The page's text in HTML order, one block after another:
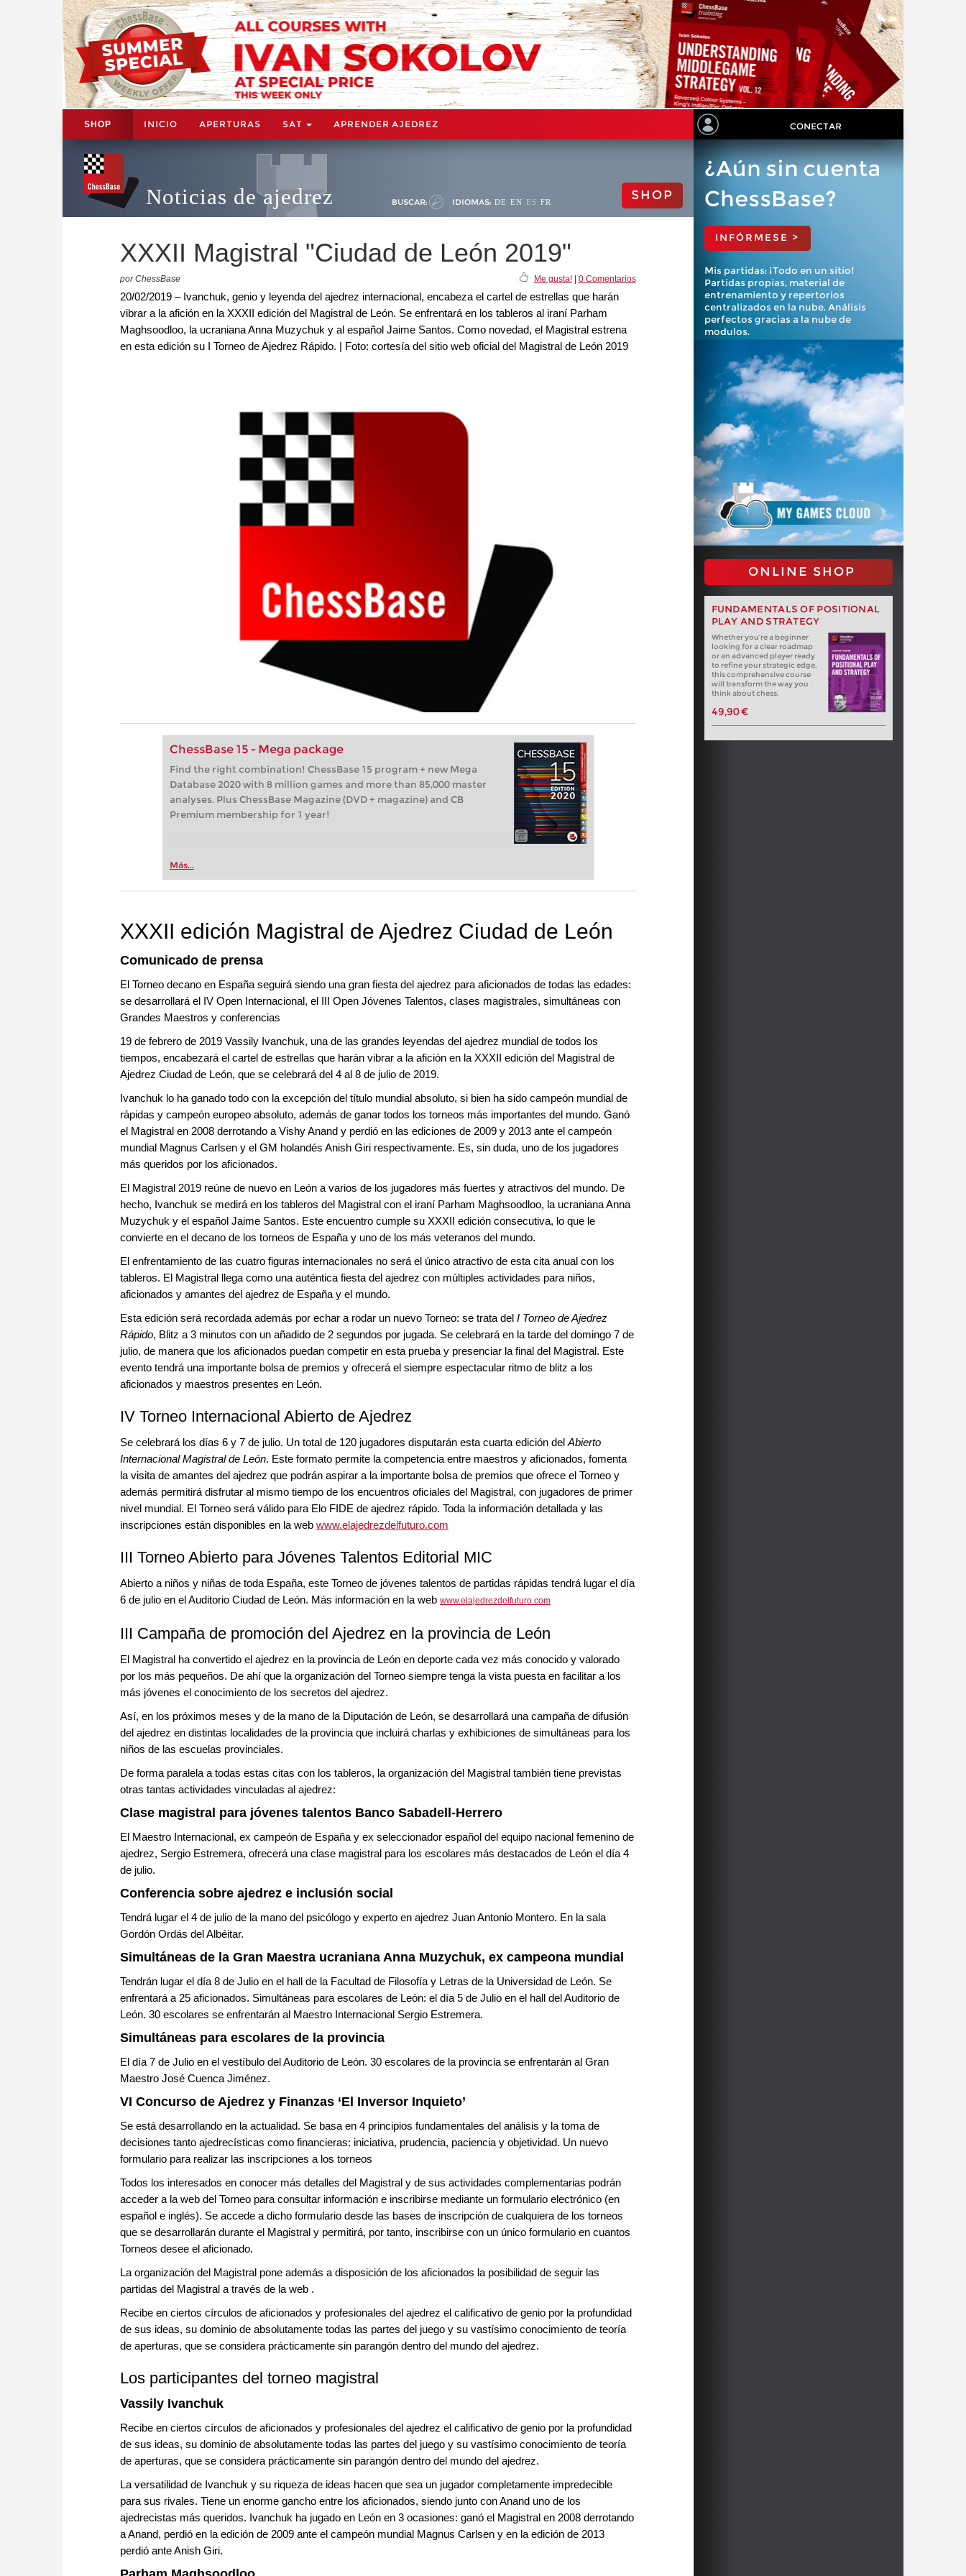
SHOP INICIO APERTURAS SAT APRENDER AJEDREZ CONECTAR
Noticias de ajedrez BUSCAR: IDIOMAS: DE EN ES FR SHOP
XXXII Magistral "Ciudad de León 2019"
por ChessBase Me gusta!| 0 Comentarios
20/02/2019 – Ivanchuk, genio y leyenda del ajedrez internacional, encabeza el cartel de estrellas que harán
vibrar a la afición en la XXXII edición del Magistral de León. Se enfrentará en los tableros al iraní Parham
Maghsoodloo, la ucraniana Anna Muzychuk y al español Jaime Santos. Como novedad, el Magistral estrena
en esta edición su I Torneo de Ajedrez Rápido. | Foto: cortesía del sitio web oficial del Magistral de León 2019
ChessBase 15 - Mega package
Find the right combination! ChessBase 15 program + new Mega
Database 2020 with 8 million games and more than 85,000 master
analyses. Plus ChessBase Magazine (DVD + magazine) and CB
Premium membership for 1 year!
Más...
¿Aún sin cuenta
ChessBase?
INFÓRMESE >
Mis partidas: ¡Todo en un sitio!
Partidas propias, material de
entrenamiento y repertorios
centralizados en la nube. Análisis
perfectos gracias a la nube de
modulos.
ONLINE SHOP
FUNDAMENTALS OF POSITIONAL
PLAY AND STRATEGY
Whether you‘re a beginner
looking for a clear roadmap
or an advanced player ready
to refine your strategic edge,
this comprehensive course
will transform the way you
think about chess.
49,90 €
XXXII edición Magistral de Ajedrez Ciudad de León
Comunicado de prensa
El Torneo decano en España seguirá siendo una gran fiesta del ajedrez para aficionados de todas las edades:
se desarrollará el IV Open Internacional, el III Open Jóvenes Talentos, clases magistrales, simultáneas con
Grandes Maestros y conferencias
19 de febrero de 2019 Vassily Ivanchuk, una de las grandes leyendas del ajedrez mundial de todos los
tiempos, encabezará el cartel de estrellas que harán vibrar a la afición en la XXXII edición del Magistral de
Ajedrez Ciudad de León, que se celebrará del 4 al 8 de julio de 2019.
Ivanchuk lo ha ganado todo con la excepción del título mundial absoluto, si bien ha sido campeón mundial de
rápidas y campeón europeo absoluto, además de ganar todos los torneos más importantes del mundo. Ganó
el Magistral en 2008 derrotando a Vishy Anand y perdió en las ediciones de 2009 y 2013 ante el campeón
mundial Magnus Carlsen y el GM holandés Anish Giri respectivamente. Es, sin duda, uno de los jugadores
más queridos por los aficionados.
El Magistral 2019 reúne de nuevo en León a varios de los jugadores más fuertes y atractivos del mundo. De
hecho, Ivanchuk se medirá en los tableros del Magistral con el iraní Parham Maghsoodloo, la ucraniana Anna
Muzychuk y el español Jaime Santos. Este encuentro cumple su XXXII edición consecutiva, lo que le
convierte en el decano de los torneos de España y uno de los más veteranos del mundo.
El enfrentamiento de las cuatro figuras internacionales no será el único atractivo de esta cita anual con los
tableros. El Magistral llega como una auténtica fiesta del ajedrez con múltiples actividades para niños,
aficionados y amantes del ajedrez de España y el mundo.
Esta edición será recordada además por echar a rodar un nuevo Torneo: se trata del I Torneo de Ajedrez
Rápido, Blitz a 3 minutos con un añadido de 2 segundos por jugada. Se celebrará en la tarde del domingo 7 de
julio, de manera que los aficionados puedan competir en esta prueba y presenciar la final del Magistral. Este
evento tendrá una importante bolsa de premios y ofrecerá el siempre espectacular ritmo de blitz a los
aficionados y maestros presentes en León.
IV Torneo Internacional Abierto de Ajedrez
Se celebrará los días 6 y 7 de julio. Un total de 120 jugadores disputarán esta cuarta edición del Abierto
Internacional Magistral de León. Este formato permite la competencia entre maestros y aficionados, fomenta
la visita de amantes del ajedrez que podrán aspirar a la importante bolsa de premios que ofrece el Torneo y
además permitirá disfrutar al mismo tiempo de los encuentros oficiales del Magistral, con jugadores de primer
nivel mundial. El Torneo será válido para Elo FIDE de ajedrez rápido. Toda la información detallada y las
inscripciones están disponibles en la web www.elajedrezdelfuturo.com
III Torneo Abierto para Jóvenes Talentos Editorial MIC
Abierto a niños y niñas de toda España, este Torneo de jóvenes talentos de partidas rápidas tendrá lugar el día
6 de julio en el Auditorio Ciudad de León. Más información en la web www.elajedrezdelfuturo.com
III Campaña de promoción del Ajedrez en la provincia de León
El Magistral ha convertido el ajedrez en la provincia de León en deporte cada vez más conocido y valorado
por los más pequeños. De ahí que la organización del Torneo siempre tenga la vista puesta en facilitar a los
más jóvenes el conocimiento de los secretos del ajedrez.
Así, en los próximos meses y de la mano de la Diputación de León, se desarrollará una campaña de difusión
del ajedrez en distintas localidades de la provincia que incluirá charlas y exhibiciones de simultáneas para los
niños de las escuelas provinciales.
De forma paralela a todas estas citas con los tableros, la organización del Magistral también tiene previstas
otras tantas actividades vinculadas al ajedrez:
C lase magistral para jóvenes talentos Banco Sabadell-Herrero
El Maestro Internacional, ex campeón de España y ex seleccionador español del equipo nacional femenino de
ajedrez, Sergio Estremera, ofrecerá una clase magistral para los escolares más destacados de León el día 4
de julio.
Conferencia sobre ajedrez e inclusión social
Tendrá lugar el 4 de julio de la mano del psicólogo y experto en ajedrez Juan Antonio Montero. En la sala
Gordón Ordás del Albéitar.
Simultáneas de la Gran Maestra ucraniana Anna Muzychuk, ex campeona mundial
Tendrán lugar el día 8 de Julio en el hall de la Facultad de Filosofía y Letras de la Universidad de León. Se
enfrentará a 25 aficionados. Simultáneas para escolares de León: el día 5 de Julio en el hall del Auditorio de
León. 30 escolares se enfrentarán al Maestro Internacional Sergio Estremera.
Simultáneas para escolares de la provincia
El día 7 de Julio en el vestíbulo del Auditorio de León. 30 escolares de la provincia se enfrentarán al Gran
Maestro José Cuenca Jiménez.
VI Concurso de Ajedrez y Finanzas ‘El Inversor Inquieto’
Se está desarrollando en la actualidad. Se basa en 4 principios fundamentales del análisis y la toma de
decisiones tanto ajedrecísticas como financieras: iniciativa, prudencia, paciencia y objetividad. Un nuevo
formulario para realizar las inscripciones a los torneos
Todos los interesados en conocer más detalles del Magistral y de sus actividades complementarias podrán
acceder a la web del Torneo para consultar información e inscribirse mediante un formulario electrónico (en
español e inglés). Se accede a dicho formulario desde las bases de inscripción de cualquiera de los torneos
que se desarrollarán durante el Magistral y permitirá, por tanto, inscribirse con un único formulario en cuantos
Torneos desee el aficionado.
La organización del Magistral pone además a disposición de los aficionados la posibilidad de seguir las
partidas del Magistral a través de la web .
Recibe en ciertos círculos de aficionados y profesionales del ajedrez el calificativo de genio por la profundidad
de sus ideas, su dominio de absolutamente todas las partes del juego y su vastísimo conocimiento de teoría
de aperturas, que se considera prácticamente sin parangón dentro del mundo del ajedrez.
Los participantes del torneo magistral
Vassily Ivanchuk
Recibe en ciertos círculos de aficionados y profesionales del ajedrez el calificativo de genio por la profundidad
de sus ideas, su dominio de absolutamente todas las partes del juego y su vastísimo conocimiento de teoría
de aperturas, que se considera prácticamente sin parangón dentro del mundo del ajedrez.
La versatilidad de Ivanchuk y su riqueza de ideas hacen que sea un jugador completamente impredecible
para sus rivales. Tiene un enorme gancho entre los aficionados, siendo junto con Anand uno de los
ajedrecistas más queridos. Ivanchuk ha jugado en León en 3 ocasiones: ganó el Magistral en 2008 derrotando
a Anand, perdió en la edición de 2009 ante el campeón mundial Magnus Carlsen y en la edición de 2013
perdió ante Anish Giri.